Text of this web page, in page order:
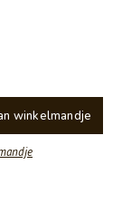
winkelmandje